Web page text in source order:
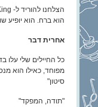
הוא ברח. הוא יופיע
אחרית דבר
כל החיילים שלי עלו
מפוחד, כאילו הוא
סיטון"
"תודה, המפקד"